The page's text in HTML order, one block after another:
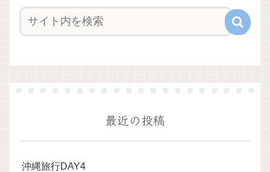
最近の投稿
沖縄旅行DAY4